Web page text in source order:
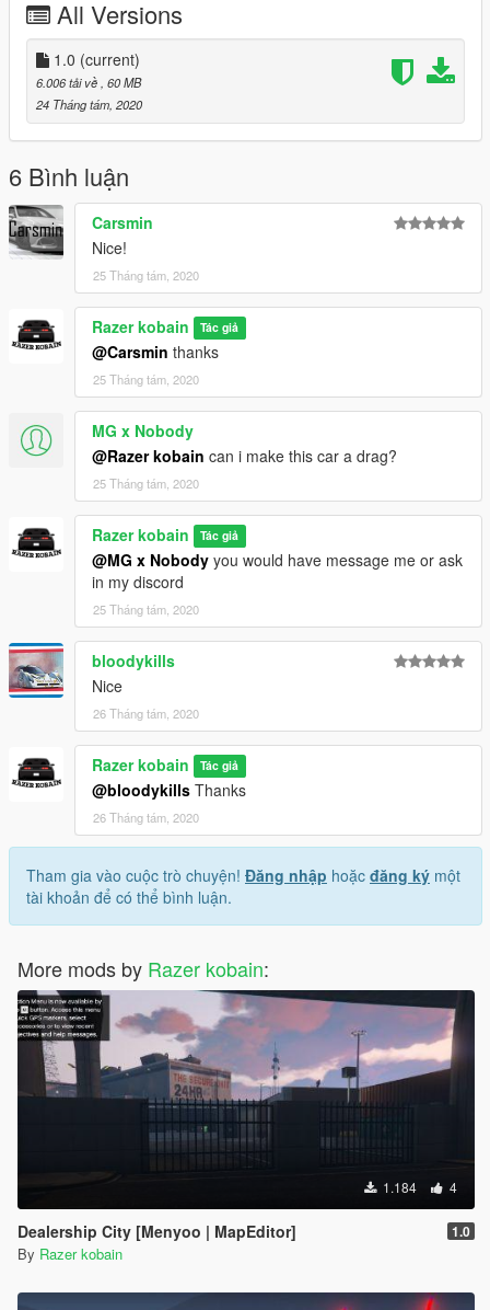
COLS are good
Hands on Wheel
Dials Work
===========================================
Credits:
> Car - Forza Horizon 3
> Tuning Parts - Forza Horizon 3
I would like to give a big thanks to Bankai For all the help with
the tuning parts
DO NOT REUPLOAD ON ANY OTHER SITES
All Versions
1.0 (current)
6.006 tải về , 60 MB
24 Tháng tám, 2020
6 Bình luận
Carsmin
Nice!
25 Tháng tám, 2020
Razer kobain Tác giả
@Carsmin thanks
25 Tháng tám, 2020
MG x Nobody
@Razer kobain can i make this car a drag?
25 Tháng tám, 2020
Razer kobain Tác giả
@MG x Nobody you would have message me or ask
in my discord
25 Tháng tám, 2020
bloodykills
Nice
26 Tháng tám, 2020
Razer kobain Tác giả
@bloodykills Thanks
26 Tháng tám, 2020
Tham gia vào cuộc trò chuyện! Đăng nhập hoặc đăng ký một
tài khoản để có thể bình luận.
More mods by Razer kobain:
1.184 4
Dealership City [Menyoo | MapEditor] 1.0
By Razer kobain